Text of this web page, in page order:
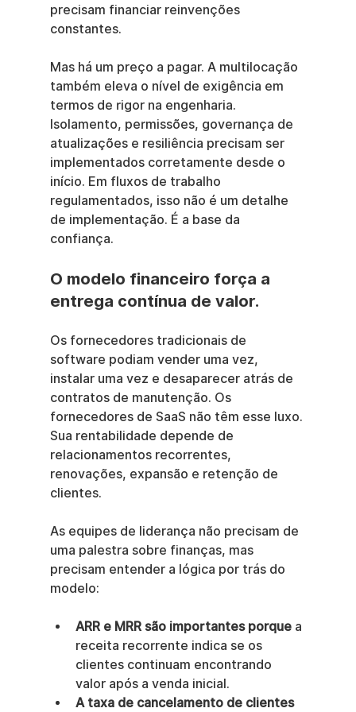
precisam financiar reinvenções
constantes.
Mas há um preço a pagar. A multilocação
também eleva o nível de exigência em
termos de rigor na engenharia.
Isolamento, permissões, governança de
atualizações e resiliência precisam ser
implementados corretamente desde o
início. Em fluxos de trabalho
regulamentados, isso não é um detalhe
de implementação. É a base da
confiança.
O modelo financeiro força a
entrega contínua de valor.
Os fornecedores tradicionais de
software podiam vender uma vez,
instalar uma vez e desaparecer atrás de
contratos de manutenção. Os
fornecedores de SaaS não têm esse luxo.
Sua rentabilidade depende de
relacionamentos recorrentes,
renovações, expansão e retenção de
clientes.
As equipes de liderança não precisam de
uma palestra sobre finanças, mas
precisam entender a lógica por trás do
modelo:
ARR e MRR são importantes porque a
receita recorrente indica se os
clientes continuam encontrando
valor após a venda inicial.
A taxa de cancelamento de clientes